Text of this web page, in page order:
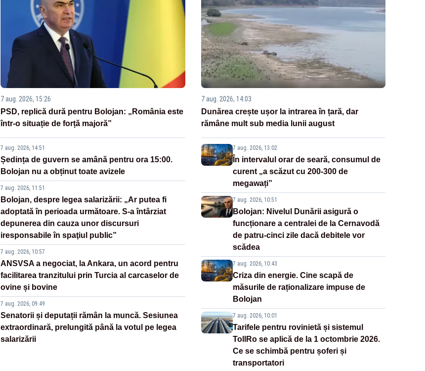
7 aug. 2026, 15:26
PSD, replică dură pentru Bolojan: „România este
într-o situație de forță majoră”
7 aug. 2026, 14:51
Ședința de guvern se amână pentru ora 15:00.
Bolojan nu a obținut toate avizele
7 aug. 2026, 11:51
Bolojan, despre legea salarizării: „Ar putea fi
adoptată în perioada următoare. S-a întârziat
depunerea din cauza unor discursuri
iresponsabile în spaţiul public”
7 aug. 2026, 10:57
ANSVSA a negociat, la Ankara, un acord pentru
facilitarea tranzitului prin Turcia al carcaselor de
ovine și bovine
7 aug. 2026, 09:49
Senatorii și deputații rămân la muncă. Sesiunea
extraordinară, prelungită până la votul pe legea
salarizării
7 aug. 2026, 14:03
Dunărea crește ușor la intrarea în țară, dar
rămâne mult sub media lunii august
7 aug. 2026, 13:02
În intervalul orar de seară, consumul de
curent „a scăzut cu 200-300 de
megawați”
7 aug. 2026, 10:51
Bolojan: Nivelul Dunării asigură o
funcționare a centralei de la Cernavodă
de patru-cinci zile dacă debitele vor
scădea
7 aug. 2026, 10:43
Criza din energie. Cine scapă de
măsurile de raționalizare impuse de
Bolojan
7 aug. 2026, 10:01
Tarifele pentru rovinietă și sistemul
TollRo se aplică de la 1 octombrie 2026.
Ce se schimbă pentru șoferi și
transportatori